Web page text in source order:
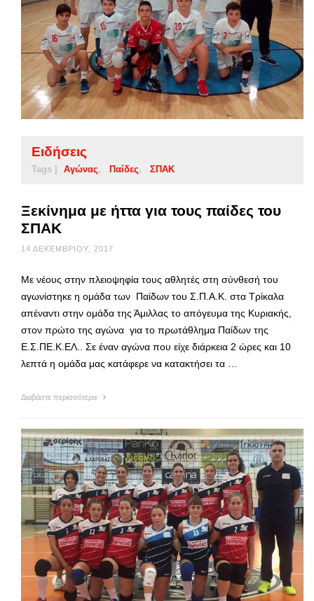
Ειδήσεις
Tags | Αγώνας Παίδες ΣΠΑΚ
Ξεκίνημα με ήττα για τους παίδες του
ΣΠΑΚ
14 ΔΕΚΕΜΒΡΊΟΥ, 2017
Με νέους στην πλειοψηφία τους αθλητές στη σύνθεσή του
αγωνίστηκε η ομάδα των Παίδων του Σ.Π.Α.Κ. στα Τρίκαλα
απέναντι στην ομάδα της Άμιλλας το απόγευμα της Κυριακής,
στον πρώτο της αγώνα για το πρωτάθλημα Παίδων της
Ε.Σ.ΠΕ.Κ.ΕΛ.. Σε έναν αγώνα που είχε διάρκεια 2 ώρες και 10
λεπτά η ομάδα μας κατάφερε να κατακτήσει τα …
Διαβάστε περισσότερα